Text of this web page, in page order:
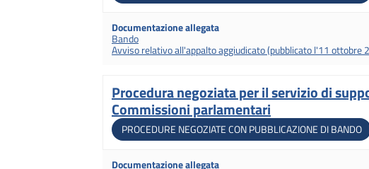
Documentazione allegata
Bando
Avviso relativo all'appalto aggiudicato (pubblicato l'11 ottobre
Titolo
Procedura negoziata per il servizio di
Commissioni parlamentari
Tipologia di gara
PROCEDURE NEGOZIATE CON PUBBLICAZIONE DI BANDO
Documentazione allegata